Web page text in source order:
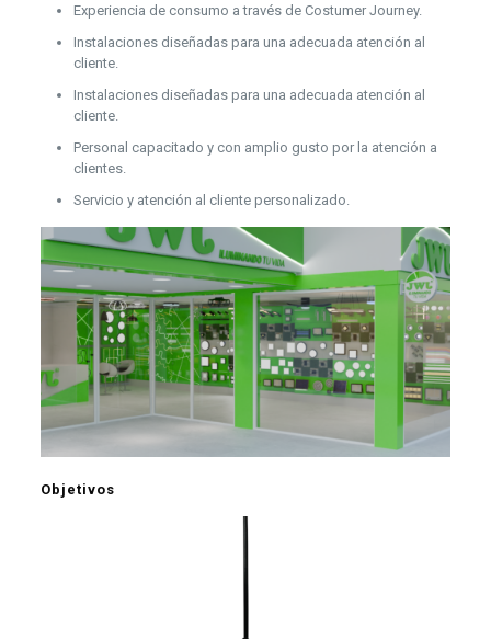
Experiencia de consumo a través de Costumer Journey.
Instalaciones diseñadas para una adecuada atención al
cliente.
Instalaciones diseñadas para una adecuada atención al
cliente.
Personal capacitado y con amplio gusto por la atención a
clientes.
Servicio y atención al cliente personalizado.
Objetivos